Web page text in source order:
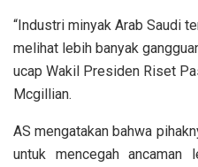
“Industri minyak Arab Saudi
melihat lebih banyak
ucap Wakil Presiden Riset
Mcgillian.
AS mengatakan bahwa
untuk mencegah